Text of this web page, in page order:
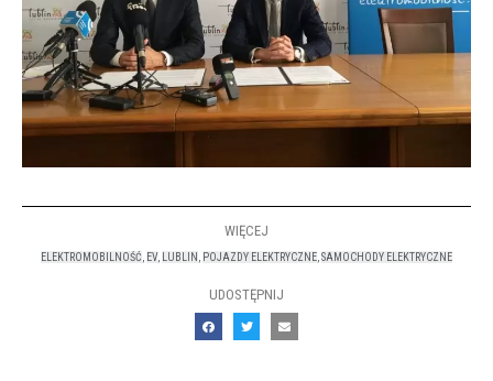
WIĘCEJ
ELEKTROMOBILNOŚĆ, EV, LUBLIN , POJAZDY ELEKTRYCZNE,SAMOCHODY ELEKTRYCZNE
UDOSTĘPNIJ